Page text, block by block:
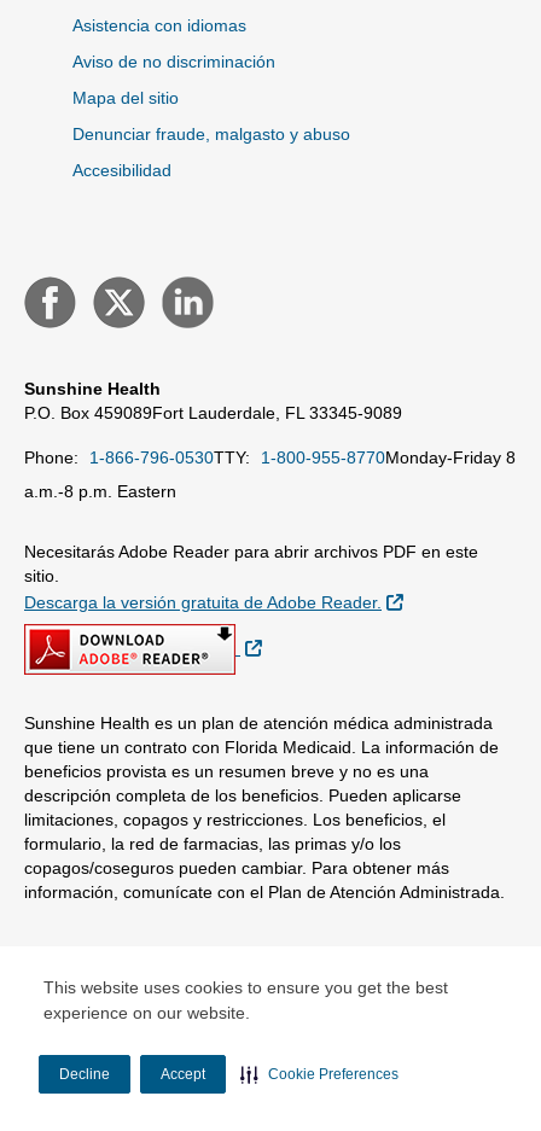
This website uses cookies to ensure you get the best
experience on our website.
Decline Accept Cookie Preferences
Asistencia con idiomas
Aviso de no discriminación
Mapa del sitio
Denunciar fraude, malgasto y abuso
Accesibilidad
Sunshine Health
P.O. Box 459089Fort Lauderdale, FL 33345-9089
Phone: 1-866-796-0530TTY: 1-800-955-8770Monday-Friday 8
a.m.-8 p.m. Eastern
Necesitarás Adobe Reader para abrir archivos PDF en este
sitio.
Descarga la versión gratuita de Adobe Reader.
Sitio Externo
Sitio Externo
Sunshine Health es un plan de atención médica administrada
que tiene un contrato con Florida Medicaid. La información de
beneficios provista es un resumen breve y no es una
descripción completa de los beneficios. Pueden aplicarse
limitaciones, copagos y restricciones. Los beneficios, el
formulario, la red de farmacias, las primas y/o los
copagos/coseguros pueden cambiar. Para obtener más
información, comunícate con el Plan de Atención Administrada.